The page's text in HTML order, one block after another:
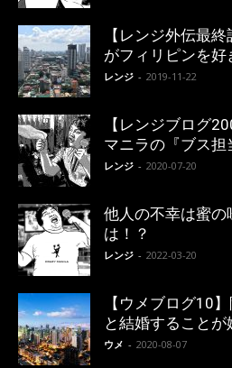
【レンジ外伝最
がフィリピンを好
レンジ - 2019-11-22
【レンジブログ
マニラの『ブス担
レンジ - 2020-07-20
他人の不幸は蜜の
は！？
レンジ - 2022-03-20
【ウメブログ10
と結婚することが
ウメ - 2020-08-07